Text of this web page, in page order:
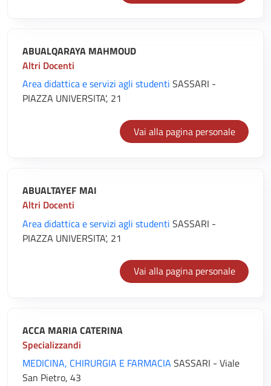
ABUALQARAYA MAHMOUD
Altri Docenti
Area didattica e servizi agli studenti SASSARI -
PIAZZA UNIVERSITA', 21
Vai alla pagina personale
ABUALTAYEF MAI
Altri Docenti
Area didattica e servizi agli studenti SASSARI -
PIAZZA UNIVERSITA', 21
Vai alla pagina personale
ACCA MARIA CATERINA
Specializzandi
MEDICINA, CHIRURGIA E FARMACIA SASSARI - Viale
San Pietro, 43